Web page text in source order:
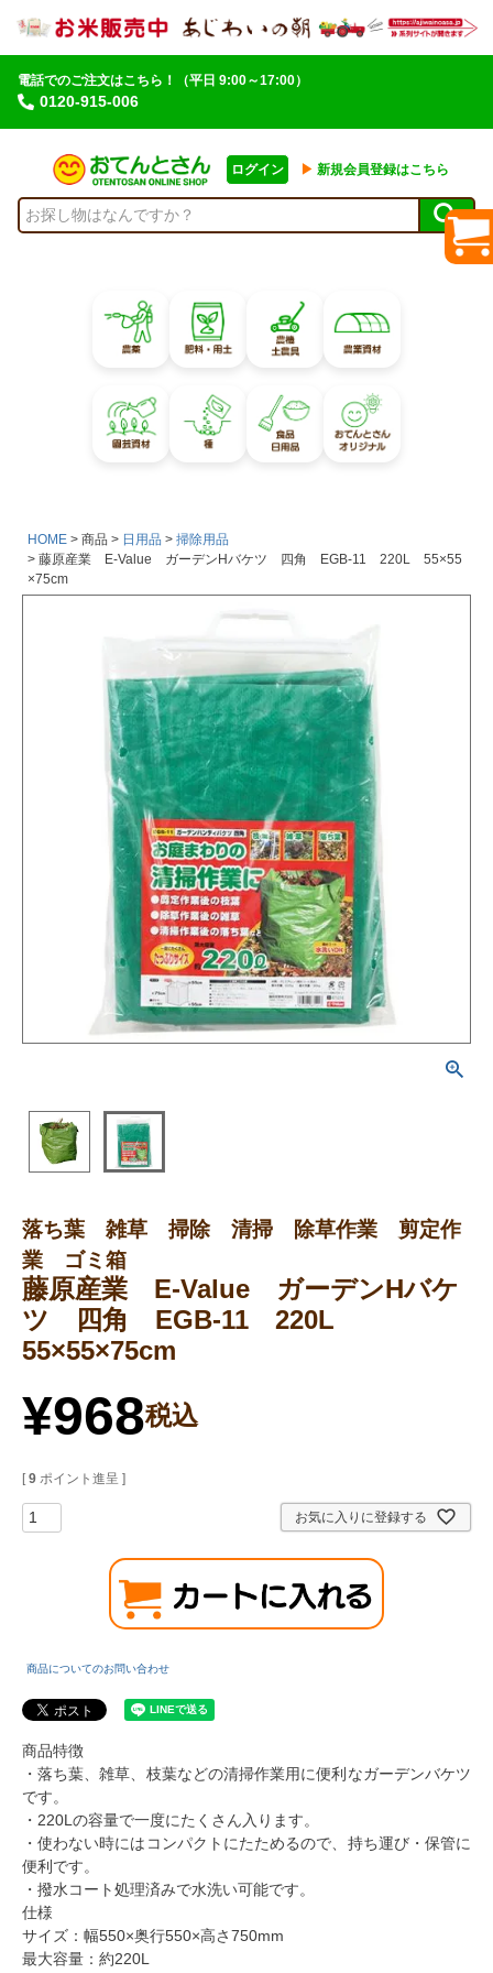
電話でのご注文はこちら！
0120-915-006
（平日 9:00～17:00）
ログイン ▶︎ 新規会員登録はこちら
HOME 商品 日用品
掃除用品
藤原産業 E-Value ガーデンHバケツ 四角 EGB-11 220L 55×55
×75cm
落ち葉 雑草 掃除 清掃 除草作業 剪定作
業 ゴミ箱
藤原産業 E-Value ガーデンHバケ
ツ 四角 EGB-11 220L
55×55×75cm
¥968税込
[ 9 ポイント進呈 ]
お気に入りに登録する
商品についてのお問い合わせ
商品特徴
・落ち葉、雑草、枝葉などの清掃作業用に便利なガーデンバケツ
です。
・220Lの容量で一度にたくさん入ります。
・使わない時にはコンパクトにたためるので、持ち運び・保管に
便利です。
・撥水コート処理済みで水洗い可能です。
仕様
サイズ：幅550×奥行550×高さ750mm
最大容量：約220L